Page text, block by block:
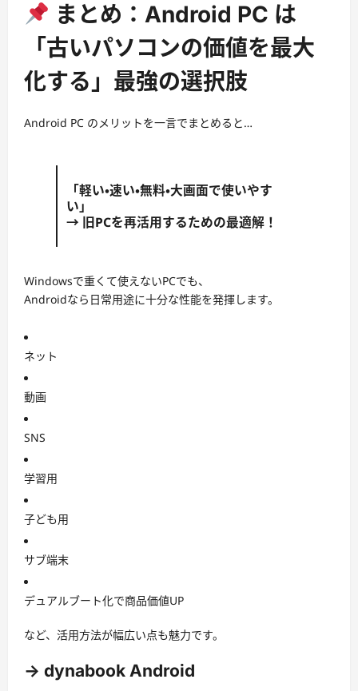
まとめ：Android PC は
「古いパソコンの価値を最大
化する」最強の選択肢
Android PC のメリットを一言でまとめると…
「軽い・速い・無料・大画面で使いやす
い」
→ 旧PCを再活用するための最適解！
Windowsで重くて使えないPCでも、
Androidなら日常用途に十分な性能を発揮します。
ネット
動画
SNS
学習用
子ども用
サブ端末
デュアルブート化で商品価値UP
など、活用方法が幅広い点も魅力です。
-> dynabook Android